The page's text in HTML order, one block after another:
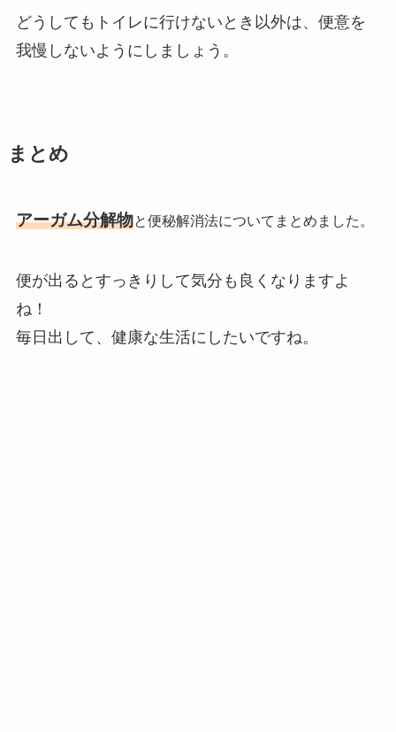
どうしてもトイレに行けないとき以外は、便意を
我慢しないようにしましょう。
まとめ
アーガム分解物と便秘解消法についてまとめました。
便が出るとすっきりして気分も良くなりますよ
ね！
毎日出して、健康な生活にしたいですね。